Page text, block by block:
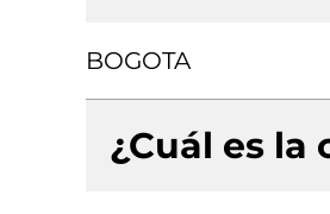
BOGOTA
¿Cuál es la